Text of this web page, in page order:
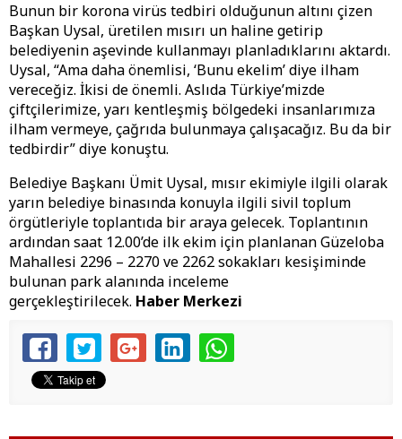
Bunun bir korona virüs tedbiri olduğunun altını çizen
Başkan Uysal, üretilen mısırı un haline getirip
belediyenin aşevinde kullanmayı planladıklarını aktardı.
Uysal, “Ama daha önemlisi, ‘Bunu ekelim’ diye ilham
vereceğiz. İkisi de önemli. Aslıda Türkiye’mizde
çiftçilerimize, yarı kentleşmiş bölgedeki insanlarımıza
ilham vermeye, çağrıda bulunmaya çalışacağız. Bu da bir
tedbirdir” diye konuştu.
Belediye Başkanı Ümit Uysal, mısır ekimiyle ilgili olarak
yarın belediye binasında konuyla ilgili sivil toplum
örgütleriyle toplantıda bir araya gelecek. Toplantının
ardından saat 12.00’de ilk ekim için planlanan Güzeloba
Mahallesi 2296 – 2270 ve 2262 sokakları kesişiminde
bulunan park alanında inceleme
gerçekleştirilecek. Haber Merkezi